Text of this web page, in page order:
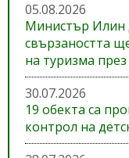
05.08.2026
Министър Илин
свързаността
на туризма
30.07.2026
19 обекта са
контрол на